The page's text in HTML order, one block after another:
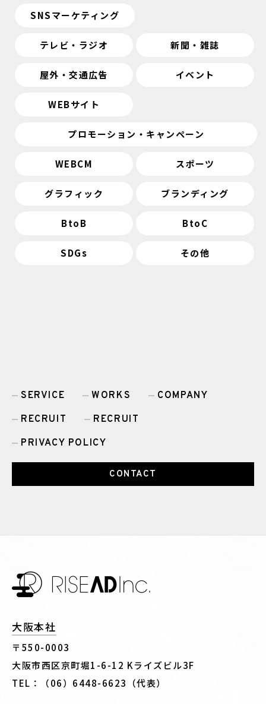
SNSマーケティング
テレビ・ラジオ 新聞・雑誌
屋外・交通広告 イベント
WEBサイト
プロモーション・キャンペーン
WEBCM スポーツ
グラフィック ブランディング
BtoB BtoC
SDGs その他
SERVICE WORKS
COMPANY
RECRUIT
RECRUIT
PRIVACY POLICY
CONTACT
大阪本社
〒550-0003
大阪市西区京町堀1-6-12 Kライズビル3F
TEL：（06）6448-6623（代表）